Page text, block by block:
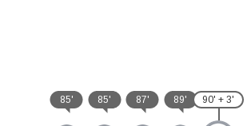
85' 85' 87' 89' 90' + 3'